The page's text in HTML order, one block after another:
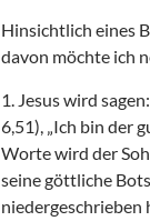
Hinsichtlich eines
davon möchte ich
1. Jesus wird
6,51), „Ich bin der
Worte wird der
seine göttliche
niedergeschrieben